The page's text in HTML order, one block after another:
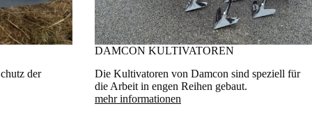
der
DAMCON KULTIVATOREN
Die Kultivatoren von Damcon sind speziell für
die Arbeit in engen Reihen gebaut.
mehr informationen